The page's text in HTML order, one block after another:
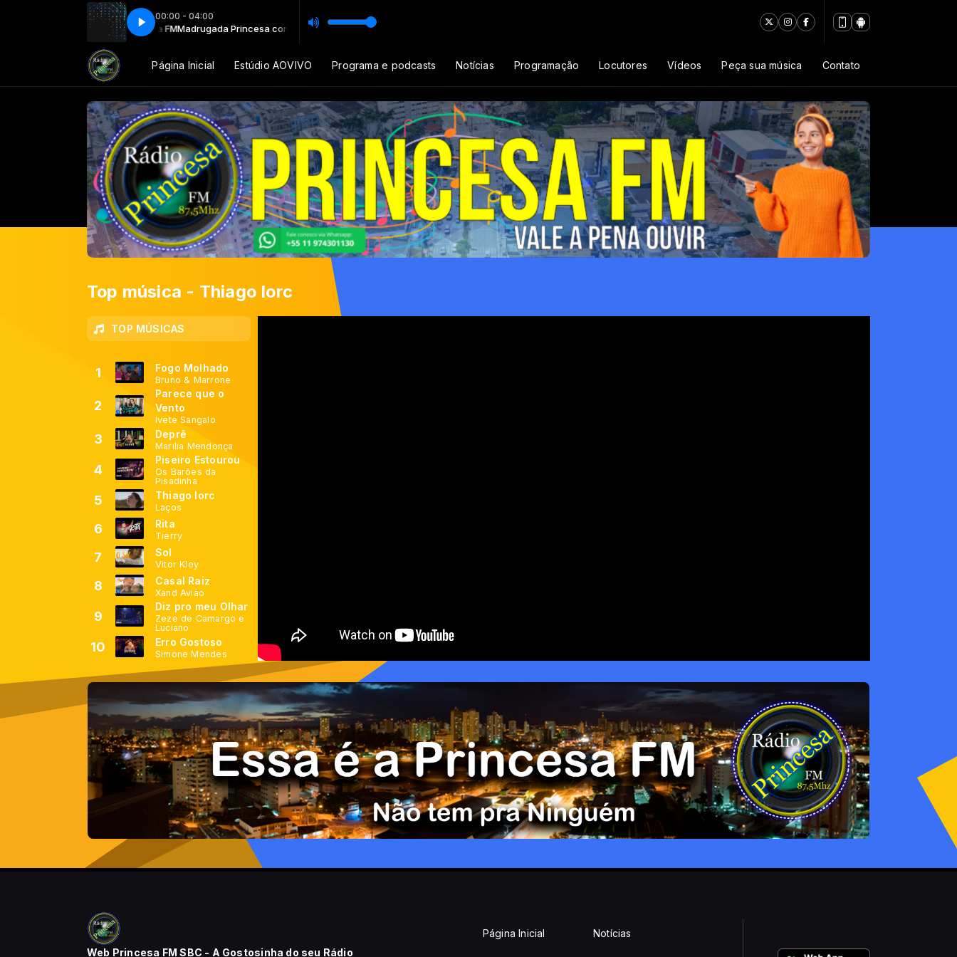
00:00 - 04:00
com Programador Princesa FM Madrugada Princesa com Programador Princesa FM
Página Inicial Estúdio AOVIVO Programa e podcasts Notícias Programação Locutores Vídeos Peça sua música Contato
Top música - Thiago Iorc
TOP MÚSICAS
1 Fogo Molhado
Bruno & Marrone
2
Parece que o
Vento
Ivete Sangalo
3 Deprê
Marilia Mendonça
4
Piseiro Estourou
Os Barões da
Pisadinha
5 Thiago Iorc
Laços
6 Rita
Tierry
7 Sol
Vitor Kley
8 Casal Raiz
Xand Avião
9
Diz pro meu Olhar
Zeze de Camargo e
Luciano
10 Erro Gostoso
Simone Mendes
Web Princesa FM SBC - A Gostosinha do seu Rádio
Página Inicial Notícias